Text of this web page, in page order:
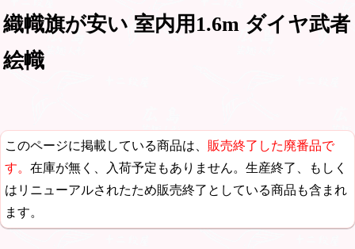
織幟旗が安い 室内用1.6m ダイヤ武者
絵幟
このページに掲載している商品は、 販売終了した廃番品で
す。 在庫が無く、入荷予定もありません。生産終了、もしく
はリニューアルされたため販売終了としている商品も含まれ
ます。